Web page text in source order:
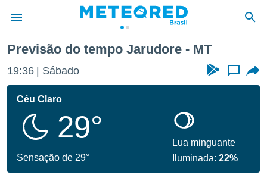
da
fornecidas
a este
Previsão do tempo Jarudore - MT
19:36 Sábado ...
Céu Claro
29°
Sensação de 29°
Lua minguante
Iluminada:22%